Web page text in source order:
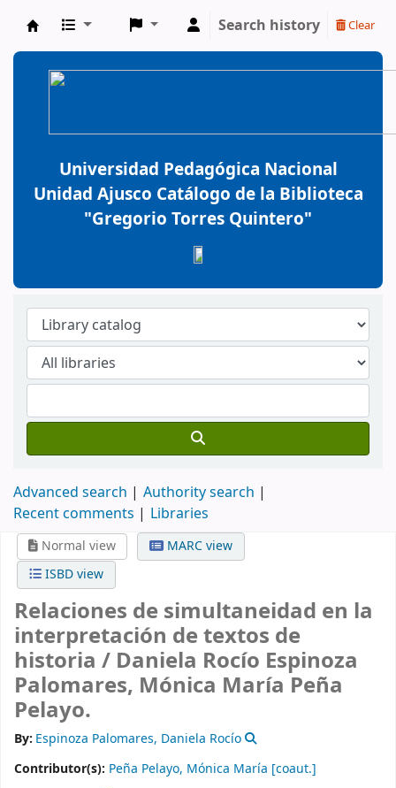
BiblioGTQ
Search history Clear
Universidad Pedagógica Nacional
Unidad Ajusco Catálogo de la Biblioteca
"Gregorio Torres Quintero"
Advanced search
Authority search
Recent comments
Libraries
Normal view
MARC view
ISBD view
Relaciones de simultaneidad en la
interpretación de textos de
historia / Daniela Rocío Espinoza
Palomares, Mónica María Peña
Pelayo.
By: Espinoza Palomares, Daniela Rocío
Contributor(s): Peña Pelayo, Mónica María [coaut.]